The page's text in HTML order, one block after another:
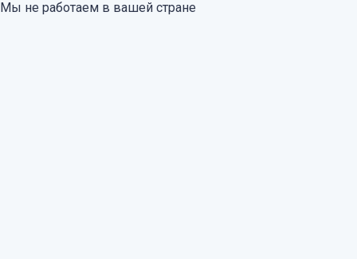
Мы не работаем в вашей стране